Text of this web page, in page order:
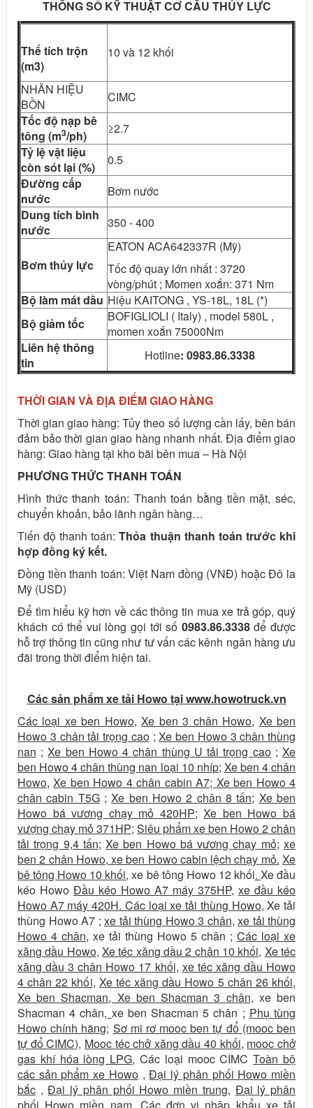
THÔNG SỐ KỸ THUẬT CƠ CẤU THỦY LỰC
Thể tích trộn
(m3)
10 và 12 khối
NHÃN HIỆU
BỒN
CIMC
Tốc độ nạp bê
tông (m3/ph)
≥2.7
Tỷ lệ vật liệu
còn sót lại (%)
0.5
Đường cấp
nước
Bơm nước
Dung tích bình
nước
350 - 400
Bơm thủy lực
EATON ACA642337R (Mỹ)
Tốc độ quay lớn nhất : 3720
vòng/phút ; Momen xoắn: 371 Nm
Bộ làm mát dầu Hiệu KAITONG , YS-18L, 18L (*)
Bộ giảm tốc
BOFIGLIOLI ( Italy) , model 580L ,
momen xoắn 75000Nm
Liên hệ thông
tin
Hotline: 0983.86.3338
THỜI GIAN VÀ ĐỊA ĐIỂM GIAO HÀNG
Thời gian giao hàng: Tủy theo số lượng cần lấy, bên bán
đảm bảo thời gian giao hàng nhanh nhất. Địa điểm giao
hàng: Giao hàng tại kho bãi bên mua – Hà Nội
PHƯƠNG THỨC THANH TOÁN
Hình thức thanh toán: Thanh toán bằng tiền mặt, séc,
chuyển khoản, bảo lãnh ngân hàng…
Tiến độ thanh toán:Thỏa thuận thanh toán trước khi
hợp đồng ký kết.
Đồng tiền thanh toán: Việt Nam đồng (VNĐ) hoặc Đô la
Mỹ (USD)
Để tìm hiểu kỹ hơn về các thông tin mua xe trả góp, quý
khách có thể vui lòng gọi tới số 0983.86.3338để được
hỗ trợ thông tin cũng như tư vấn các kênh ngân hàng ưu
đãi trong thời điểm hiện tai.
Các sản phẩm xe tải Howo tại www.howotruck.vn
Các loại xe ben Howo, Xe ben 3 chân Howo, Xe ben
Howo 3 chân tải trọng cao;Xe ben Howo 3 chân thùng
nan ;Xe ben Howo 4 chân thùng U tải trọng cao;Xe
ben Howo 4 chân thùng nan loại 10 nhíp; Xe ben 4 chân
Howo, Xe ben Howo 4 chân cabin A7; Xe ben Howo 4
chân cabin T5G;Xe ben Howo 2 chân 8 tấn; Xe ben
Howo bá vương chạy mỏ 420HP; Xe ben Howo bá
vượng chạy mỏ 371HP; Siêu phẩm xe ben Howo 2 chân
tải trọng 9,4 tấn; Xe ben Howo bá vương chạy mỏ; xe
ben 2 chân Howo,xe ben Howo cabin lệch chạy mỏ. Xe
bê tông Howo 10 khối, xe bê tông Howo 12 khối. Xe đầu
kéo Howo Đầu kéo Howo A7 máy 375HP, xe đầu kéo
Howo A7 máy 420H. Các loại xe tải thùng Howo, Xe tải
thùng Howo A7 ; xe tải thùng Howo 3 chân, xe tải thùng
Howo 4 chân, xe tải thùng Howo 5 chân ; Các loại xe
xăng dầu Howo, Xe téc xăng dầu 2 chân 10 khối, Xe téc
xăng dầu 3 chân Howo 17 khối, xe téc xăng dầu Howo
4 chân 22 khối, Xe téc xăng dầu Howo 5 chân 26 khối,
Xe ben Shacman, Xe ben Shacman 3 chân, xe ben
Shacman 4 chân, xe ben Shacman 5 chân ; Phụ tùng
Howo chính hãng; Sơ mi rơ mooc ben tự đổ (mooc ben
tự đổ CIMC), Mooc téc chở xăng dầu 40 khối, mooc chở
gas khí hóa lòng LPG, Các loại mooc CIMC Toàn bộ
các sản phẩm xe Howo,Đại lý phân phối Howo miền
bắc ,Đại lý phân phối Howo miền trung, Đại lý phân
phối Howo miền nam, Các đơn vị nhập khẩu xe tải